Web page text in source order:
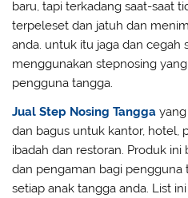
baru, tapi terkadang saat-saat
terpeleset dan jatuh dan
anda. untuk itu jaga dan cegah
menggunakan stepnosing
pengguna tangga.
Jual Step Nosing Tangga
dan bagus untuk kantor, hotel,
ibadah dan restoran. Produk
dan pengaman bagi pengguna
setiap anak tangga anda. List